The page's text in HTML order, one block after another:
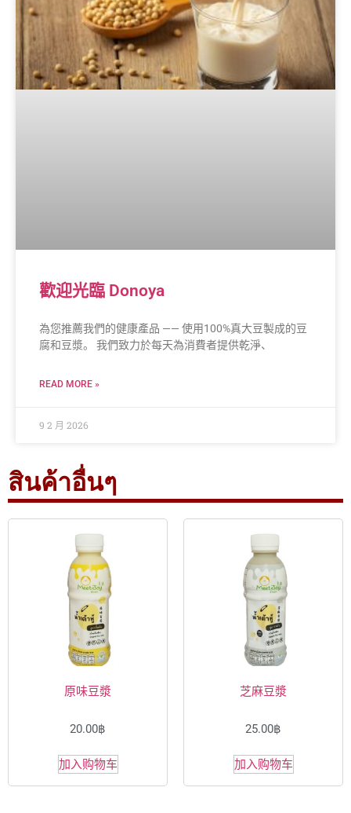
歡迎光臨 Donoya
為您推薦我們的健康產品 —— 使用100%真大豆製成的豆
腐和豆漿。 我們致力於每天為消費者提供乾淨、
READ MORE »
9 2 月 2026
สินค้าอื่นๆ
原味豆漿
20.00฿
加入购物车
芝麻豆漿
25.00฿
加入购物车